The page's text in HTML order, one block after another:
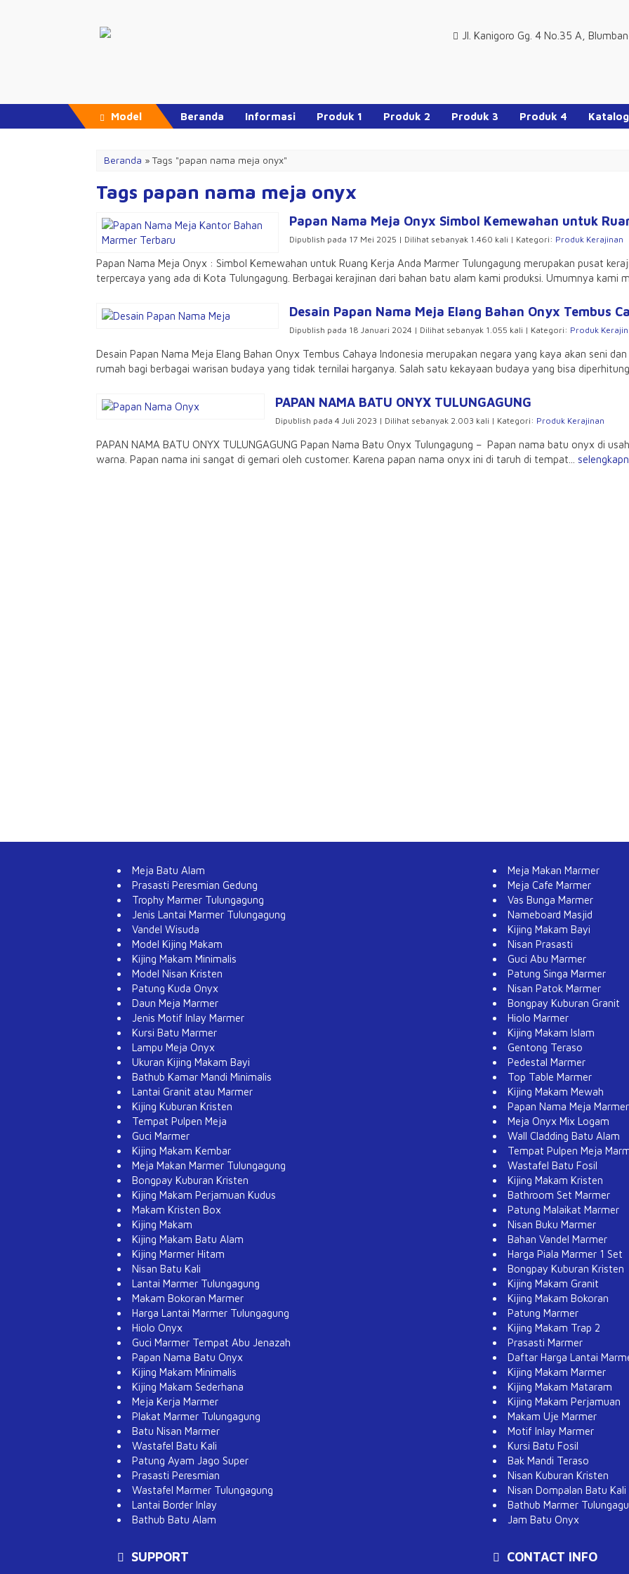
Jl. Kanigoro Gg. 4 No.35 A,
Model Beranda Informasi Produk 1 Produk 2 Produk 3 Produk 4
Beranda »Tags "papan nama meja onyx"
Tags papan nama meja onyx
Papan Nama Meja Onyx Simbol Kemewahan untuk
Dipublish pada 17 Mei 2025 | Dilihat sebanyak 1.460 kali | Kategori: Produk Kerajinan
Papan Nama Meja Onyx : Simbol Kemewahan untuk Ruang Kerja Anda Marmer Tulungagung merupakan pusat
terpercaya yang ada di Kota Tulungagung. Berbagai kerajinan dari bahan batu alam kami produksi. Umumnya kami
Desain Papan Nama Meja Elang Bahan Onyx Tembus
Dipublish pada 18 Januari 2024 | Dilihat sebanyak 1.055 kali | Kategori: Produk
Desain Papan Nama Meja Elang Bahan Onyx Tembus Cahaya Indonesia merupakan negara yang kaya akan seni
rumah bagi berbagai warisan budaya yang tidak ternilai harganya. Salah satu kekayaan budaya yang bisa
PAPAN NAMA BATU ONYX TULUNGAGUNG
Dipublish pada 4 Juli 2023 | Dilihat sebanyak 2.003 kali | Kategori: Produk Kerajinan
PAPAN NAMA BATU ONYX TULUNGAGUNG Papan Nama Batu Onyx Tulungagung – Papan nama batu onyx di
warna. Papan nama ini sangat di gemari oleh customer. Karena papan nama onyx ini di taruh di tempat...
Meja Batu Alam
Prasasti Peresmian Gedung
Trophy Marmer Tulungagung
Jenis Lantai Marmer Tulungagung
Vandel Wisuda
Model Kijing Makam
Kijing Makam Minimalis
Model Nisan Kristen
Patung Kuda Onyx
Daun Meja Marmer
Jenis Motif Inlay Marmer
Kursi Batu Marmer
Lampu Meja Onyx
Ukuran Kijing Makam Bayi
Bathub Kamar Mandi Minimalis
Lantai Granit atau Marmer
Kijing Kuburan Kristen
Tempat Pulpen Meja
Guci Marmer
Kijing Makam Kembar
Meja Makan Marmer Tulungagung
Bongpay Kuburan Kristen
Kijing Makam Perjamuan Kudus
Makam Kristen Box
Kijing Makam
Kijing Makam Batu Alam
Kijing Marmer Hitam
Nisan Batu Kali
Lantai Marmer Tulungagung
Makam Bokoran Marmer
Harga Lantai Marmer Tulungagung
Hiolo Onyx
Guci Marmer Tempat Abu Jenazah
Papan Nama Batu Onyx
Kijing Makam Minimalis
Kijing Makam Sederhana
Meja Kerja Marmer
Plakat Marmer Tulungagung
Batu Nisan Marmer
Wastafel Batu Kali
Patung Ayam Jago Super
Prasasti Peresmian
Wastafel Marmer Tulungagung
Lantai Border Inlay
Bathub Batu Alam
SUPPORT
Meja Makan Marmer
Meja Cafe Marmer
Vas Bunga Marmer
Nameboard Masjid
Kijing Makam Bayi
Nisan Prasasti
Guci Abu Marmer
Patung Singa Marmer
Nisan Patok Marmer
Bongpay Kuburan Granit
Hiolo Marmer
Kijing Makam Islam
Gentong Teraso
Pedestal Marmer
Top Table Marmer
Kijing Makam Mewah
Papan Nama Meja Marmer
Meja Onyx Mix Logam
Wall Cladding Batu Alam
Tempat Pulpen Meja
Wastafel Batu Fosil
Kijing Makam Kristen
Bathroom Set Marmer
Patung Malaikat Marmer
Nisan Buku Marmer
Bahan Vandel Marmer
Harga Piala Marmer 1 Set
Bongpay Kuburan Kristen
Kijing Makam Granit
Kijing Makam Bokoran
Patung Marmer
Kijing Makam Trap 2
Prasasti Marmer
Daftar Harga Lantai
Kijing Makam Marmer
Kijing Makam Mataram
Kijing Makam Perjamuan
Makam Uje Marmer
Motif Inlay Marmer
Kursi Batu Fosil
Bak Mandi Teraso
Nisan Kuburan Kristen
Nisan Dompalan Batu Kali
Bathub Marmer
Jam Batu Onyx
CONTACT INFO